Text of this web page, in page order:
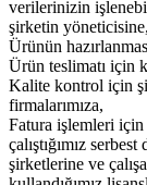
verilerinizin
şirketin yöneticisine,
Ürünün
Ürün teslimatı için
Kalite kontrol için
firmalarımıza,
Fatura işlemleri için
çalıştığımız
şirketlerine ve